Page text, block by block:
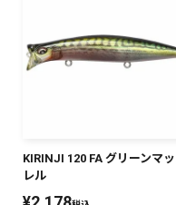
KIRINJI 120 FA グリーンマッ
レル